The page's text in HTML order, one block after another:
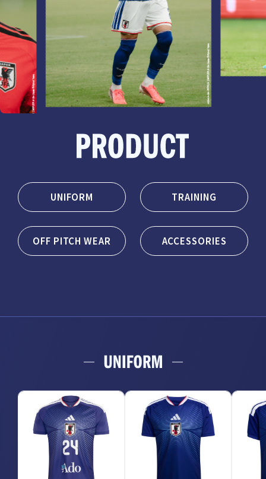
UNIFORM TRAINING
OFF PITCH WEAR ACCESSORIES